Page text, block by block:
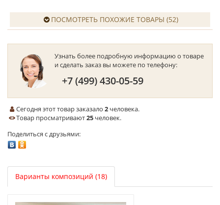
ПОСМОТРЕТЬ ПОХОЖИЕ ТОВАРЫ (52)
Узнать более подробную информацию о товаре
и сделать заказ вы можете по телефону:
+7 (499) 430-05-59
Сегодня этот товар заказало2 человека.
Товар просматривают25 человек.
Поделиться с друзьями:
Варианты композиций (18)